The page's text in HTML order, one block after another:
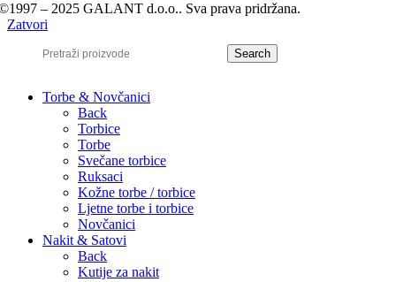
– 2025 GALANT d.o.o.. Sva prava pridržana.
Zatvori
Search
Torbe & Novčanici
Back
Torbice
Torbe
Svečane torbice
Ruksaci
Kožne torbe / torbice
Ljetne torbe i torbice
Novčanici
Nakit & Satovi
Back
Kutije za nakit